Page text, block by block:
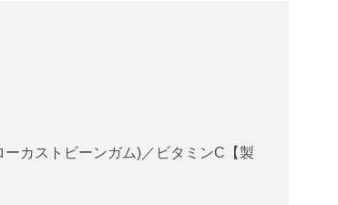
カストビーンガム)／ビタミンC【製